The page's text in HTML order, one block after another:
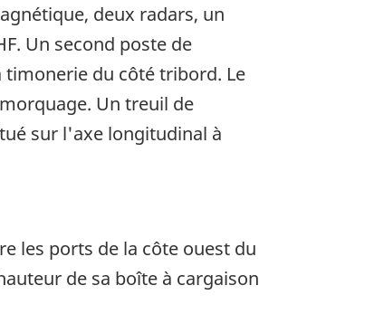
deux radars, un
Un second poste de
du côté tribord. Le
Un treuil de
sur l'axe longitudinal à
les ports de la côte ouest du
de sa boîte à cargaison